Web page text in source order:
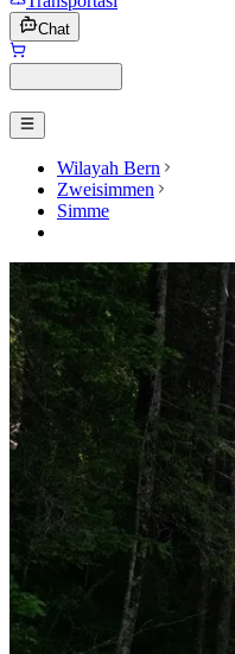
Chat
Wilayah Bern
Zweisimmen
Simme